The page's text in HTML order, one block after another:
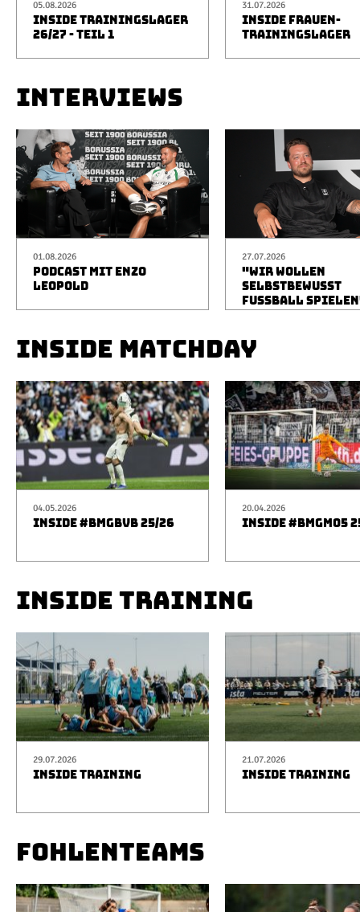
05.08.2026
INSIDE TRAININGSLAGER
26/27 - TEIL 1
31.07.2026
INSIDE FRAUEN-
TRAININGSLAGER
INTERVIEWS
01.08.2026
PODCAST MIT ENZO
LEOPOLD
27.07.2026
"WIR WOLLEN
SELBSTBEWUSST
FUSSBALL
INSIDE MATCHDAY
04.05.2026
INSIDE #BMGBVB 25/26
20.04.2026
INSIDE #BMGM05
INSIDE TRAINING
29.07.2026
INSIDE TRAINING
21.07.2026
INSIDE TRAINING
FOHLENTEAMS